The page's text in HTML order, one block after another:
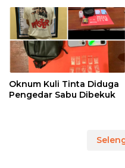
Oknum Kuli Tinta Diduga
Pengedar Sabu Dibekuk